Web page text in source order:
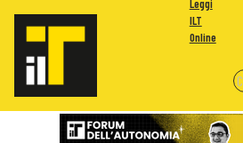
Leggi
ILT
Online